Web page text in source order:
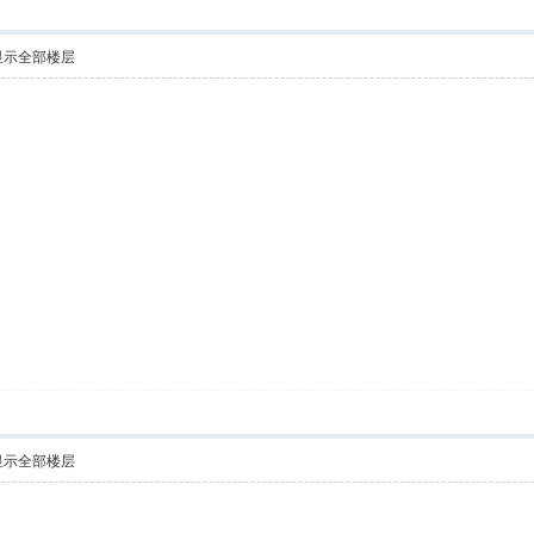
示全部楼层
示全部楼层